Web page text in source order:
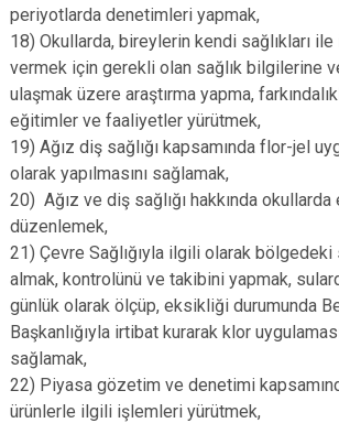
periyotlarda denetimleri yapmak,
18) Okullarda, bireylerin kendi sağlıkları
vermek için gerekli olan sağlık bilgilerine
ulaşmak üzere araştırma yapma,
eğitimler ve faaliyetler yürütmek,
19) Ağız diş sağlığı kapsamında flor-jel
olarak yapılmasını sağlamak,
20) Ağız ve diş sağlığı hakkında
düzenlemek,
21) Çevre Sağlığıyla ilgili olarak
almak, kontrolünü ve takibini yapmak,
günlük olarak ölçüp, eksikliği durumunda
Başkanlığıyla irtibat kurarak klor
sağlamak,
22) Piyasa gözetim ve denetimi
ürünlerle ilgili işlemleri yürütmek,